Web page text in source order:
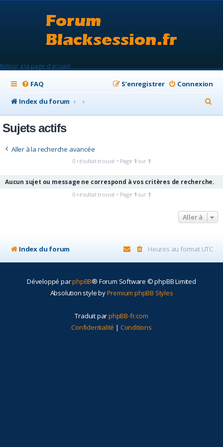
Retour à la page d'accueil
FAQ Connexion
S’enregistrer
Index du forum
e
e
Sujets actifs
Aller à la recherche avancée
0 résultat trouvé • Page 1 sur 1
Aucun sujet ou message ne correspond à vos critères de recherche.
0 résultat trouvé • Page 1 sur 1
Aller à
Index du forum Heures au format UTC
Développé parphpBB® Forum Software © phpBB Limited
Absolution style byPremium phpBB Styles
Traduit parphpBB-fr.com
Confidentialité | Conditions